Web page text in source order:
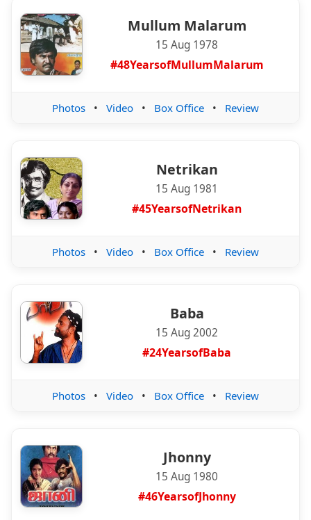
Mullum Malarum
15 Aug 1978
#48YearsofMullumMalarum
Photos • Video • Box Office • Review
Netrikan
15 Aug 1981
#45YearsofNetrikan
Photos • Video • Box Office • Review
Baba
15 Aug 2002
#24YearsofBaba
Photos • Video • Box Office • Review
Jhonny
15 Aug 1980
#46YearsofJhonny